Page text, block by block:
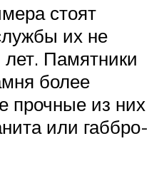
стоят
их не
Памятники
более
прочные из них
или габбро-